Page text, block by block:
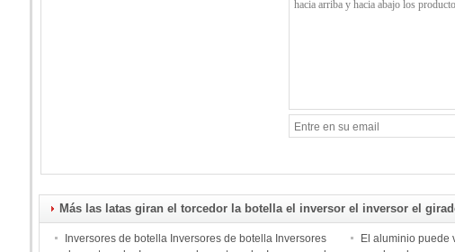
Más las latas giran el torcedor la botella el inversor el inversor el
Inversores de botella Inversores de botella Inversores
El aluminio puede